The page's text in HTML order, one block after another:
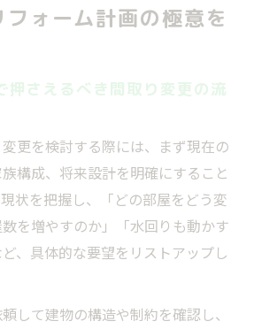
ォーム計画の極意を
押さえるべき間取り変更の流
更を検討する際には、まず現在の
構成、将来設計を明確にすること
状を把握し、「どの部屋をどう変
を増やすのか」「水回りも動かす
、具体的な要望をリストアップし
して建物の構造や制約を確認し、